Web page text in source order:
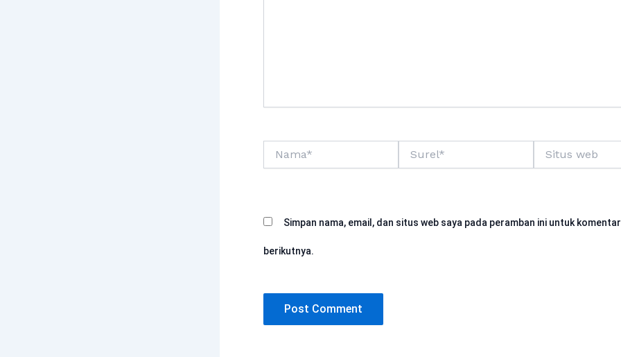
web
Simpan nama, email, dan situs web saya pada peramban ini untuk
berikutnya.